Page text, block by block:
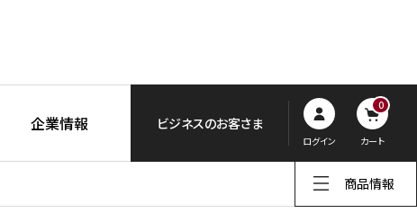
企業情報 ビジネスのお客さま
ログイン
0
カート
商品情報